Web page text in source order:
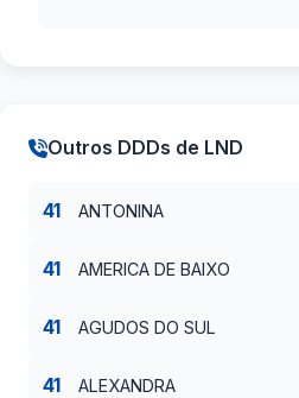
Outros DDDs de LND
41 ANTONINA
41 AMERICA DE BAIXO
41 AGUDOS DO SUL
41 ALEXANDRA